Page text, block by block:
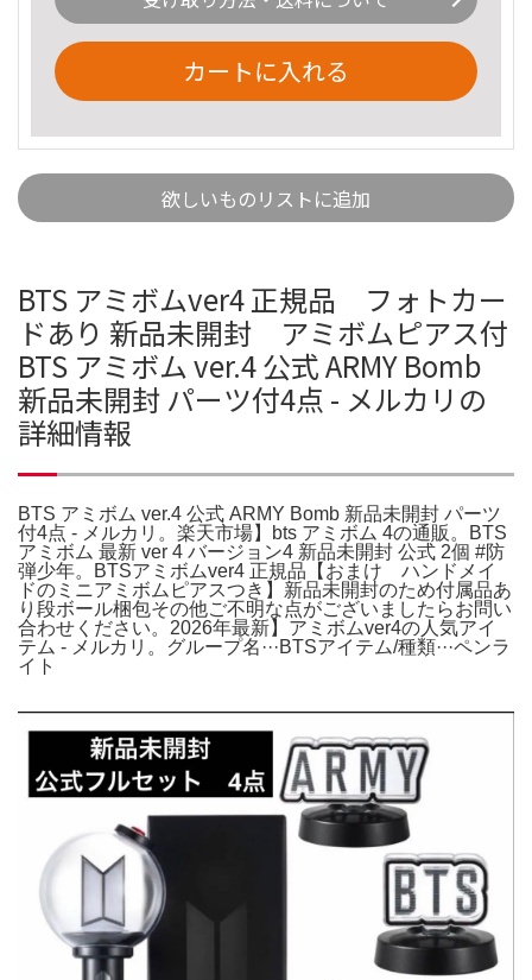
カートに入れる
欲しいものリストに追加
BTS アミボムver4 正規品 フォトカー
ドあり 新品未開封 アミボムピアス付
BTS アミボム ver.4 公式 ARMY Bomb
新品未開封 パーツ付4点 - メルカリの
詳細情報
BTS アミボム ver.4 公式 ARMY Bomb 新品未開封 パーツ
付4点 - メルカリ。楽天市場】bts アミボム 4の通販。BTS
アミボム 最新 ver 4 バージョン4 新品未開封 公式 2個 #防
弾少年。BTSアミボムver4 正規品【おまけ ハンドメイ
ドのミニアミボムピアスつき】新品未開封のため付属品あ
り段ボール梱包その他ご不明な点がございましたらお問い
合わせください。2026年最新】アミボムver4の人気アイ
テム - メルカリ。グループ名···BTSアイテム/種類···ペンラ
イト